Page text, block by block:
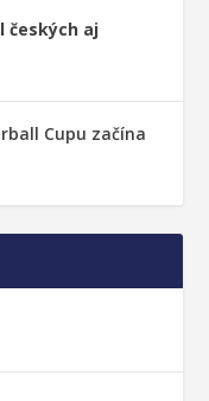
českých aj
Cupu začína